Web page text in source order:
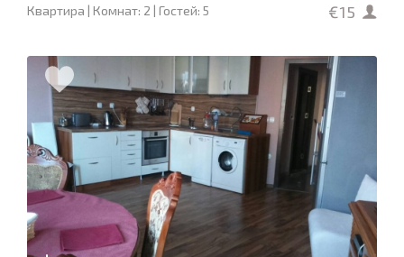
Квартира | Комнат: 2 | Гостей: 5
€15